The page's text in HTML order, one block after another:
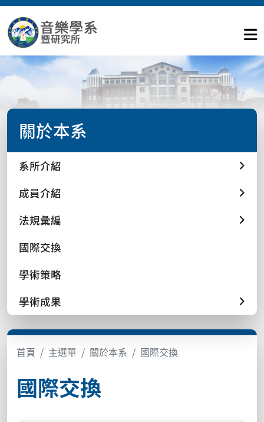
關於本系
系所介紹
成員介紹
法規彙編
國際交換
學術策略
學術成果
首頁 主選單 關於本系 國際交換
國際交換